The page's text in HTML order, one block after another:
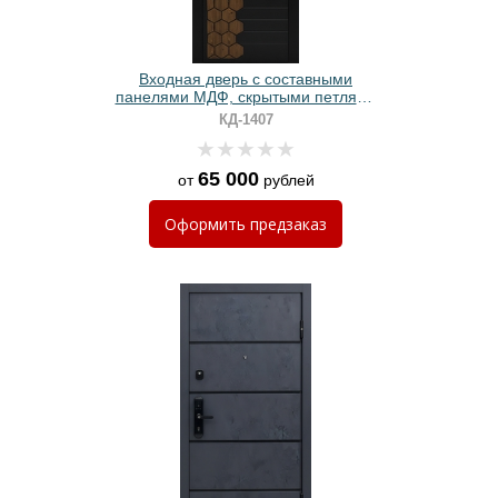
Входная дверь с составными
панелями МДФ, скрытыми петлями
и электронным замком
КД-1407
от65 000рублей
Оформить предзаказ